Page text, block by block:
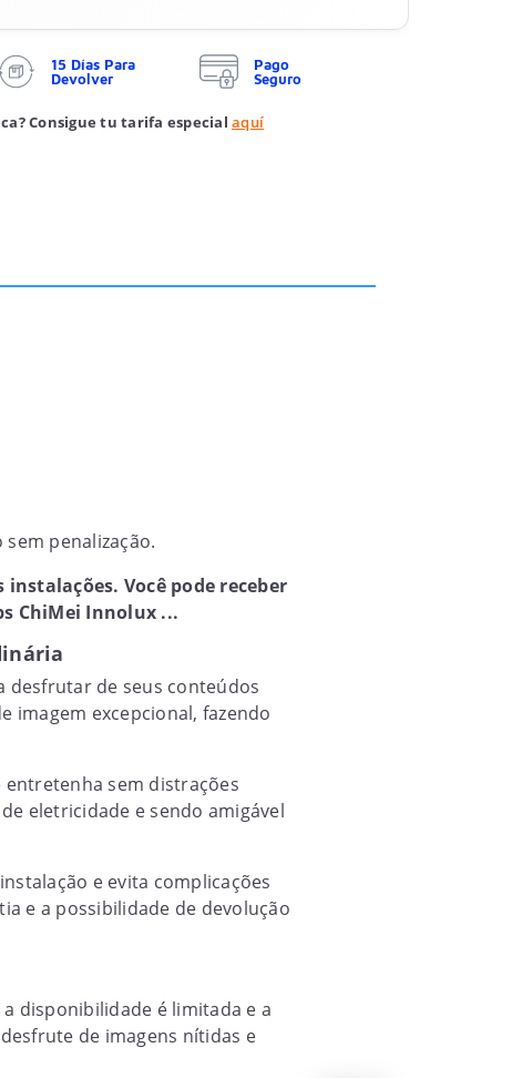
15 Días Para
Devolver
Pago
Seguro
Consigue tu tarifa especial aquí
penalização.
Você pode receber
ChiMei Innolux ...
desfrutar de seus conteúdos
imagem excepcional, fazendo
sem distrações
eletricidade e sendo amigável
e evita complicações
e a possibilidade de devolução
disponibilidade é limitada e a
de imagens nítidas e